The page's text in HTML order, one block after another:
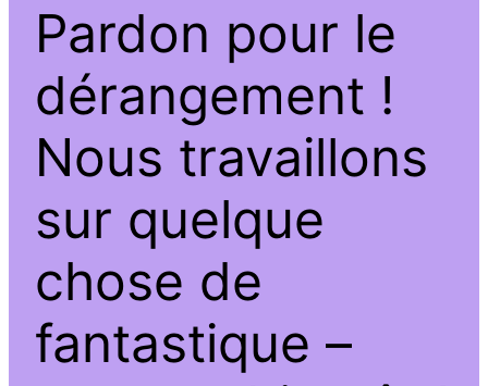
Pardon pour le
dérangement !
Nous travaillons
sur quelque
chose de
fantastique –